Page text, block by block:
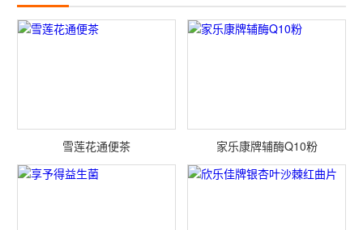
雪莲花通便茶 家乐康牌辅酶Q10粉